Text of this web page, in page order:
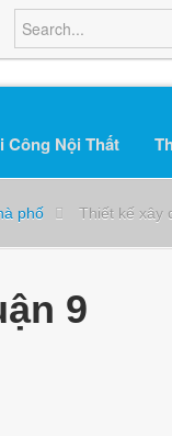
Công Nội Thất
phố Thiết kế xây
9